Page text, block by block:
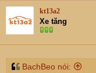
t
i
o
n
s
kt13a2
Xe tăng
BachBeo nói: